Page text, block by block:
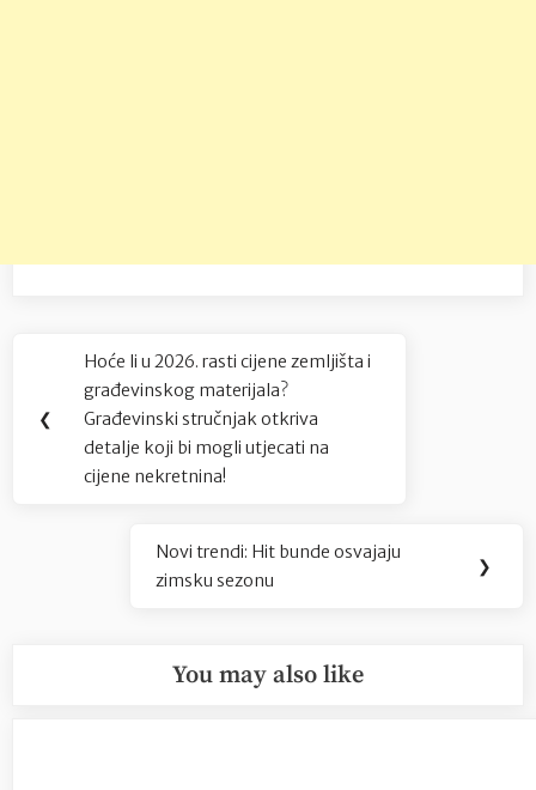
Navigacija
objava
❮
Previous
Post:
Hoće li u 2026. rasti cijene zemljišta i
građevinskog materijala?
Građevinski stručnjak otkriva
detalje koji bi mogli utjecati na
cijene nekretnina!
Next
Post:
Novi trendi: Hit bunde osvajaju
zimsku sezonu
❯
You may also like